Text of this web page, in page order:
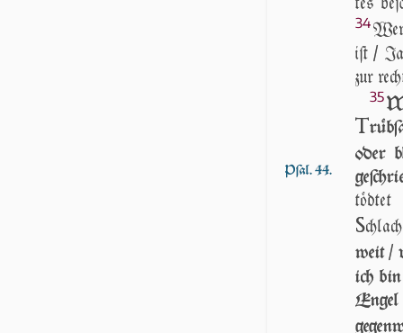
34
iſt /
zur
Pſal. 44.
35
T
oder
S
weit /
ich